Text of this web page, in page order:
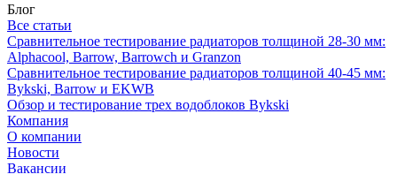
Блог
Все статьи
Сравнительное тестирование радиаторов толщиной 28-30 мм:
Alphacool, Barrow, Barrowch и Granzon
Сравнительное тестирование радиаторов толщиной 40-45 мм:
Bykski, Barrow и EKWB
Обзор и тестирование трех водоблоков Bykski
Компания
О компании
Новости
Вакансии